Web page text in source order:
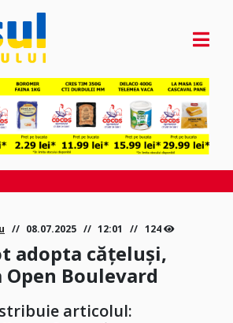
08.07.2025 12:01 124
adopta cățeluși,
Boulevard
articolul: